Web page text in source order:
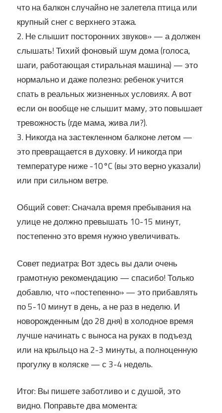
что на балкон случайно не залетела птица или
крупный снег с верхнего этажа.
2. Не слышит посторонних звуков» — а должен
слышать! Тихий фоновый шум дома (голоса,
шаги, работающая стиральная машина) — это
нормально и даже полезно: ребенок учится
спать в реальных жизненных условиях. А вот
если он вообще не слышит маму, это повышает
тревожность (где мама, жива ли?).
3. Никогда на застекленном балконе летом —
это превращается в духовку. И никогда при
температуре ниже -10°C (вы это верно указали)
или при сильном ветре.
Общий совет: Сначала время пребывания на
улице не должно превышать 10-15 минут,
постепенно это время нужно увеличивать.
Совет педиатра: Вот здесь вы дали очень
грамотную рекомендацию — спасибо! Только
добавлю, что «постепенно» — это прибавлять
по 5-10 минут в день, а не раз в неделю. И
новорожденным (до 28 дня) в холодное время
лучше начинать с выноса на руках в подъезд
или на крыльцо на 2-3 минуты, а полноценную
прогулку в коляске — с 3-4 недель.
Итог: Вы пишете заботливо и с душой, это
видно. Поправьте два момента: